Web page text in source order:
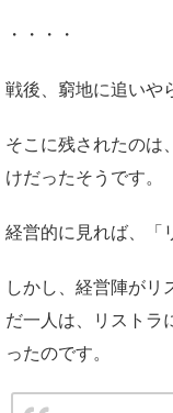
・・・・
戦後、窮地に追いや
そこに残されたのは
けだったそうです。
経営的に見れば、「
しかし、経営陣がリ
だ一人は、リストラ
ったのです。